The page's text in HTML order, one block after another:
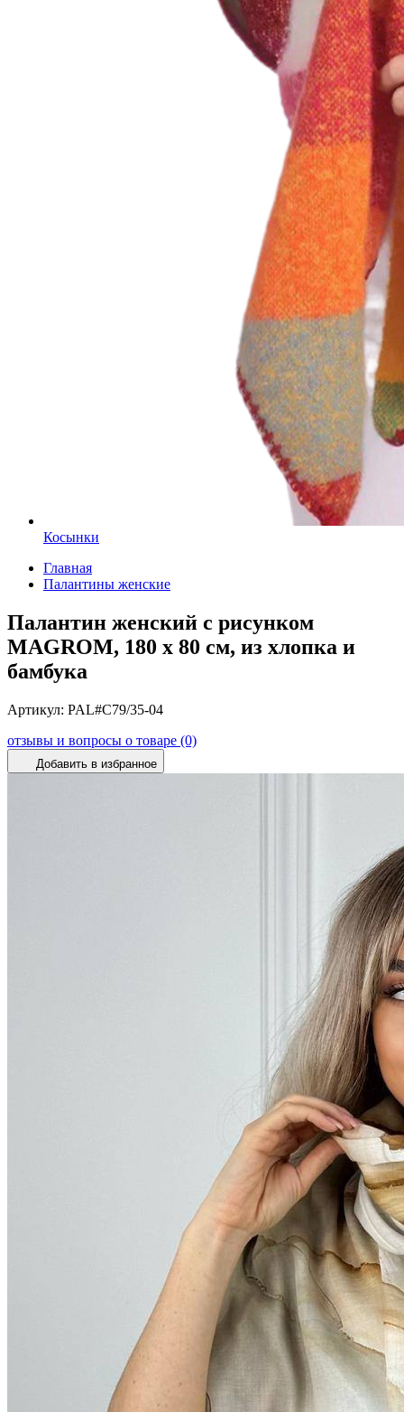
Косынки
Главная
Палантины женские
Палантин женский с рисунком
MAGROM, 180 х 80 см, из хлопка и
бамбука
Артикул: PAL#C79/35-04
отзывы и вопросы о товаре (0)
Добавить в избранное